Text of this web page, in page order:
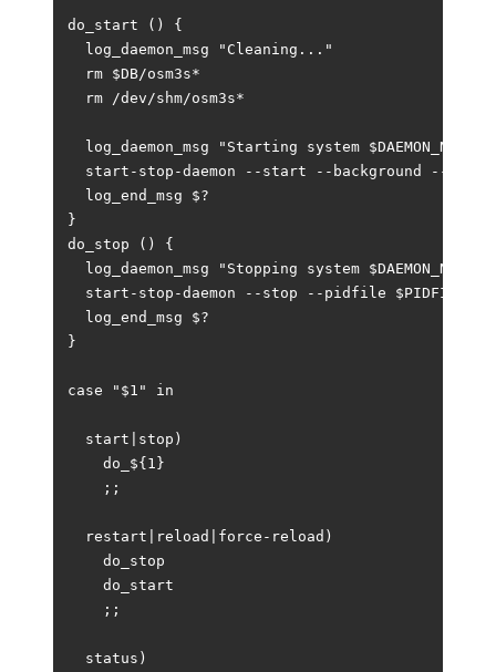
do_start () {
  log_daemon_msg "Cleaning..."
  rm $DB/osm3s*
  rm /dev/shm/osm3s*
log_daemon_msg "Starting system $DAEMON_NAME
start-stop-daemon --start --background --
  log_end_msg $?
}
do_stop () {
log_daemon_msg "Stopping system $DAEMON_NAME
start-stop-daemon --stop --pidfile $PIDFILE
  log_end_msg $?
}
case "$1" in
  start|stop)
    do_${1}
    ;;
  restart|reload|force-reload)
    do_stop
    do_start
    ;;
  status)